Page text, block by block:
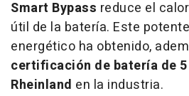
Smart Bypass reduce el
útil de la batería. Este
energético ha obtenido,
certificación de batería de
Rheinland en la industria.